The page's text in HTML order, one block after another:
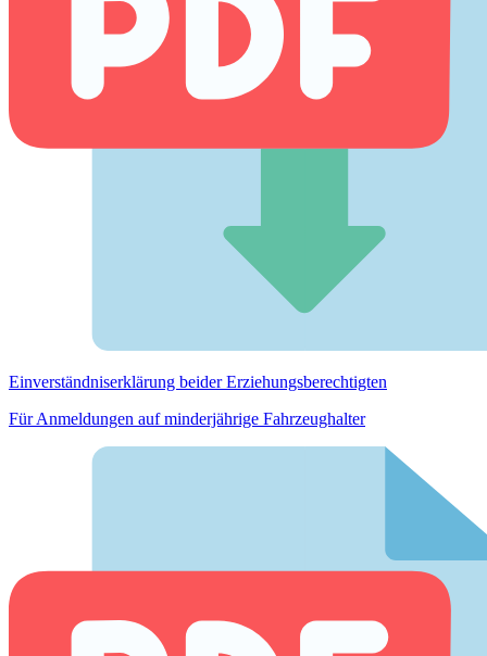
Einverständnis­erklärung beider Erziehungs­berechtigten
Für Anmeldungen auf minderjährige Fahrzeughalter